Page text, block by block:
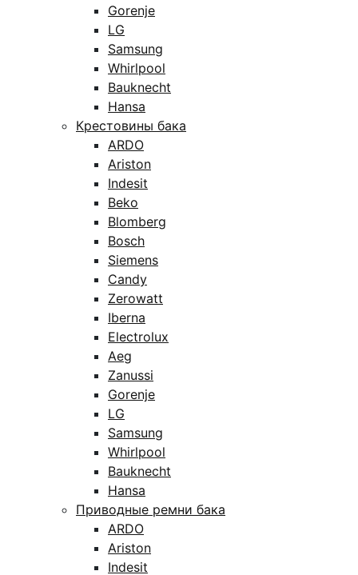
Gorenje
LG
Samsung
Whirlpool
Bauknecht
Hansa
Крестовины бака
ARDO
Ariston
Indesit
Beko
Blomberg
Bosch
Siemens
Candy
Zerowatt
Iberna
Electrolux
Aeg
Zanussi
Gorenje
LG
Samsung
Whirlpool
Bauknecht
Hansa
Приводные ремни бака
ARDO
Ariston
Indesit